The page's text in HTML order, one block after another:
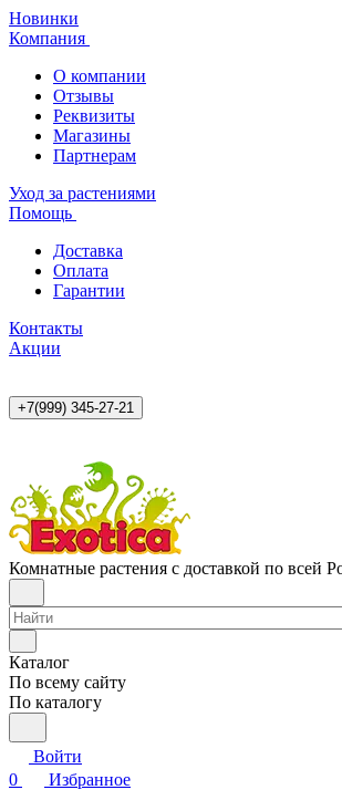
Новинки
Компания
О компании
Отзывы
Реквизиты
Магазины
Партнерам
Уход за растениями
Помощь
Доставка
Оплата
Гарантии
Контакты
Акции
+7(999) 345-27-21
Комнатные растения с доставкой по всей
Каталог
По всему сайту
По каталогу
Войти
0
Избранное